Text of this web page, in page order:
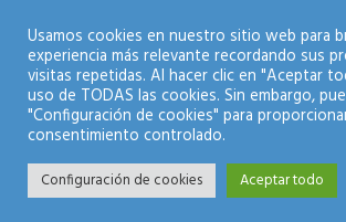
Usamos cookies en nuestro sitio web para
experiencia más relevante recordando sus
visitas repetidas. Al hacer clic en "Aceptar
uso de TODAS las cookies. Sin embargo,
"Configuración de cookies" para
consentimiento controlado.
Configuración de cookies Aceptar todo